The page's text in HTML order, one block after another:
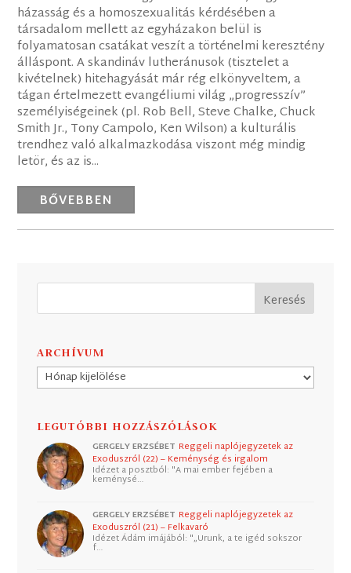
házasság és a homoszexualitás kérdésében a
társadalom mellett az egyházakon belül is
folyamatosan csatákat veszít a történelmi keresztény
álláspont. A skandináv lutheránusok (tisztelet a
kivételnek) hitehagyását már rég elkönyveltem, a
tágan értelmezett evangéliumi világ „progresszív”
személyiségeinek (pl. Rob Bell, Steve Chalke, Chuck
Smith Jr., Tony Campolo, Ken Wilson) a kulturális
trendhez való alkalmazkodása viszont még mindig
letör, és az is...
BŐVEBBEN
ARCHÍVUM
Archívum
LEGUTÓBBI HOZZÁSZÓLÁSOK
GERGELY ERZSÉBET Reggeli naplójegyzetek az
Exoduszról (22) – Keménység és irgalom
Idézet a posztból: "A mai ember fejében a
keménysé…
GERGELY ERZSÉBET Reggeli naplójegyzetek az
Exoduszról (21) – Felkavaró
Idézet Ádám imájából: "„Urunk, a te igéd sokszor
f…